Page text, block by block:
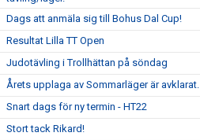
Dags att anmäla sig till Bohus Dal Cup!
Resultat Lilla TT Open
Judotävling i Trollhättan på söndag
Årets upplaga av Sommarläger är avklarat.
Snart dags för ny termin - HT22
Stort tack Rikard!